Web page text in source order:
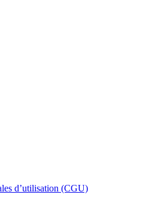
d’utilisation (CGU)